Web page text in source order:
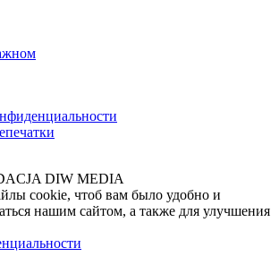
DIW MEDIA
cookie, чтоб вам было удобно и
нашим сайтом, а также для улучшения